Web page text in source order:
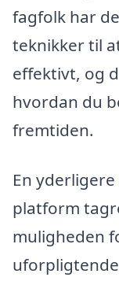
fagfolk har
teknikker til
effektivt, og
hvordan du
fremtiden.
En
platform
muligheden